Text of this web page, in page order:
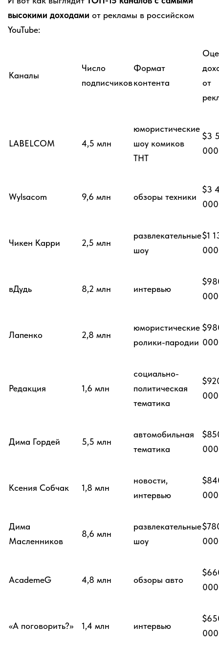
высокими доходами от рекламы в российском
YouTube:
Каналы
Число
подписчиков
Формат
контента
от
LABELCOM 4,5 млн
юмористические
шоу комиков
ТНТ
$3
000
Wylsacom 9,6 млн обзоры техники
$3
000
Чикен Карри 2,5 млн
развлекательные
шоу
$1
000
вДудь 8,2 млн интервью
000
Лапенко 2,8 млн
юмористические
ролики-пародии 000
Редакция 1,6 млн
социально-
политическая
тематика
000
Дима Гордей 5,5 млн
автомобильная
тематика
000
Ксения Собчак 1,8 млн
новости,
интервью
000
Дима
Масленников
8,6 млн
развлекательные
шоу
000
AcademeG 4,8 млн обзоры авто
000
«А поговорить?» 1,4 млн интервью
000